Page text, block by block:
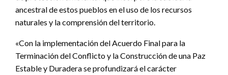
ancestral de estos pueblos en el uso de los recursos
naturales y la comprensión del territorio.
«Con la implementación del Acuerdo Final para la
Terminación del Conflicto y la Construcción de una Paz
Estable y Duradera se profundizará el carácter